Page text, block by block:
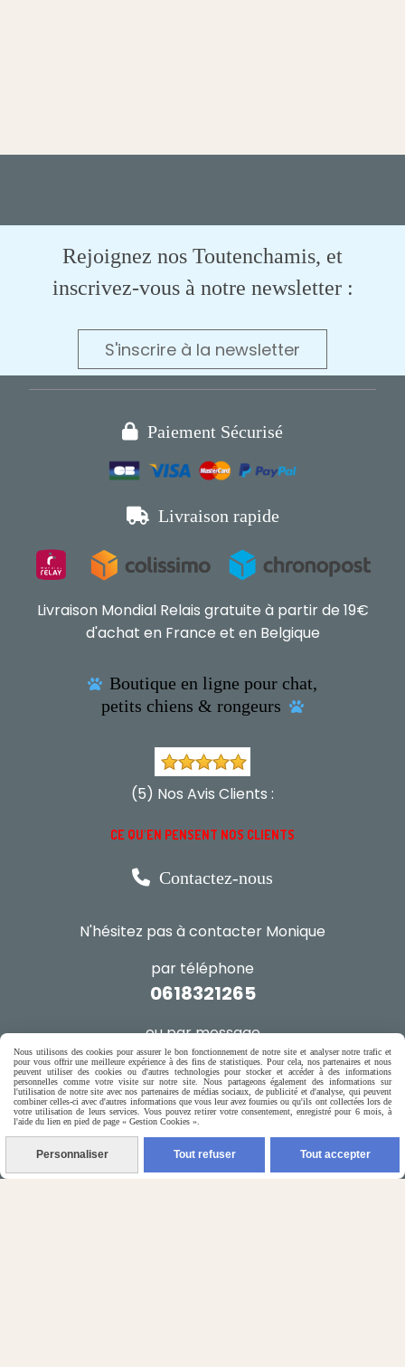
Rejoignez nos Toutenchamis, et
inscrivez-vous à notre newsletter :
S'inscrire à la newsletter
 Paiement Sécurisé
 Livraison rapide
Livraison Mondial Relais gratuite à partir de 19€
d'achat en France et en Belgique
 Boutique en ligne pour chat,
petits chiens & rongeurs

(5) Nos Avis Clients :
CE QU'EN PENSENT NOS CLIENTS
 Contactez-nous
N'hésitez pas à contacter Monique
par téléphone
0618321265
ou par message
ENVOYER UN MESSAGE
Facebook est désactivé.
Nous utilisons des cookies pour assurer le bon fonctionnement de notre site et analyser notre trafic et
pour vous offrir une meilleure expérience à des fins de statistiques. Pour cela, nos partenaires et nous
peuvent utiliser des cookies ou d'autres technologies pour stocker et accéder à des informations
personnelles comme votre visite sur notre site. Nous partageons également des informations sur
l'utilisation de notre site avec nos partenaires de médias sociaux, de publicité et d'analyse, qui peuvent
combiner celles-ci avec d'autres informations que vous leur avez fournies ou qu'ils ont collectées lors de
votre utilisation de leurs services. Vous pouvez retirer votre consentement, enregistré pour 6 mois, à
l'aide du lien en pied de page « Gestion Cookies ».
Personnaliser Tout refuser Tout accepter